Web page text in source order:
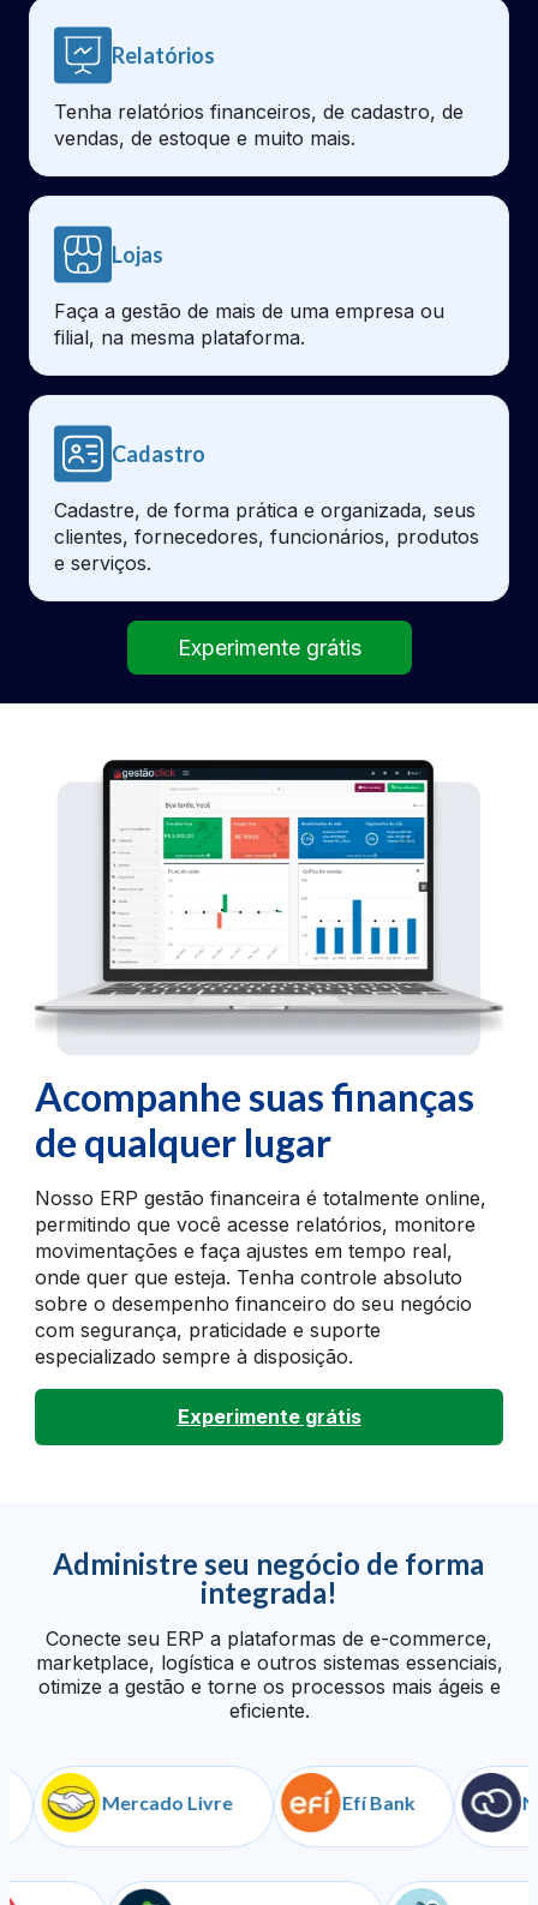
Relatórios
Tenha relatórios financeiros, de cadastro, de
vendas, de estoque e muito mais.
Lojas
Faça a gestão de mais de uma empresa ou
filial, na mesma plataforma.
Cadastro
Cadastre, de forma prática e organizada, seus
clientes, fornecedores, funcionários, produtos
e serviços.
Experimente grátis
Acompanhe suas finanças
de qualquer lugar
Nosso ERP gestão financeira é totalmente online,
permitindo que você acesse relatórios, monitore
movimentações e faça ajustes em tempo real,
onde quer que esteja. Tenha controle absoluto
sobre o desempenho financeiro do seu negócio
com segurança, praticidade e suporte
especializado sempre à disposição.
Experimente grátis
Administre seu negócio de forma
integrada!
Conecte seu ERP a plataformas de e-commerce,
marketplace, logística e outros sistemas essenciais,
otimize a gestão e torne os processos mais ágeis e
eficiente.
Mercado Livre Efí Bank